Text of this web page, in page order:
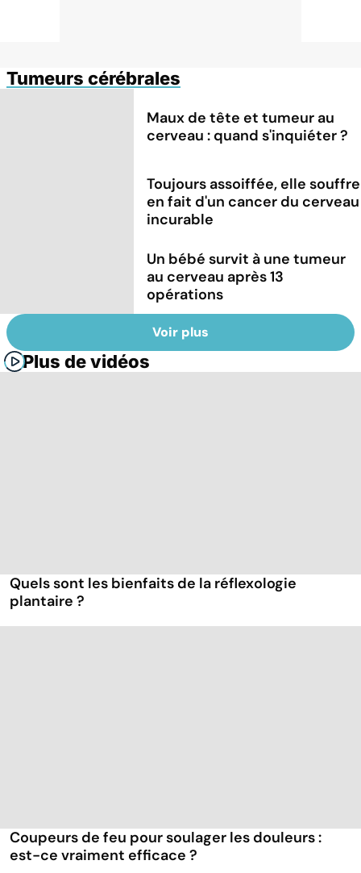
Tumeurs cérébrales
Maux de tête et tumeur au
cerveau : quand s'inquiéter ?
Toujours assoiffée, elle souffre
en fait d'un cancer du cerveau
incurable
Un bébé survit à une tumeur
au cerveau après 13
opérations
Voir plus
Plus de vidéos
Quels sont les bienfaits de la réflexologie
plantaire ?
Coupeurs de feu pour soulager les douleurs :
est-ce vraiment efficace ?